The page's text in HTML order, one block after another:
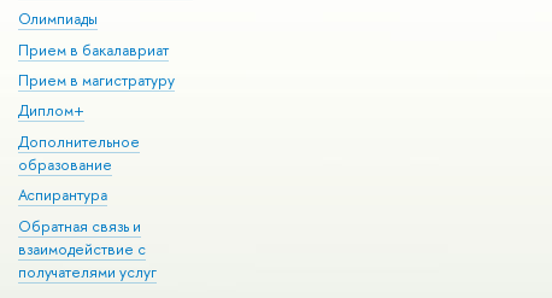
Олимпиады
Прием в бакалавриат
Прием в магистратуру
Диплом+
Дополнительное
образование
Аспирантура
Обратная связь и
взаимодействие с
получателями услуг